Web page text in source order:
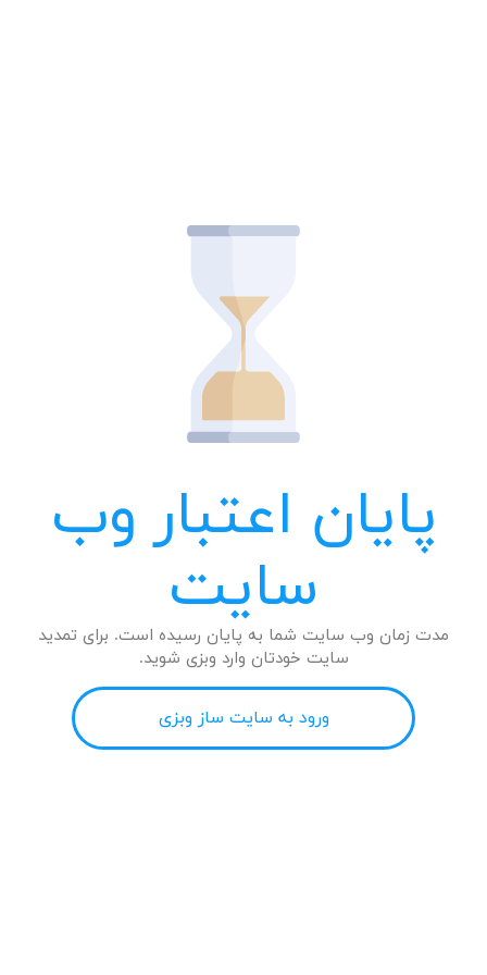
پایان اعتبار وب
سایت
مدت زمان وب سایت شما به پایان رسیده است. برای تمدید
سایت خودتان وارد وبزی شوید.
ورود به سایت ساز وبزی